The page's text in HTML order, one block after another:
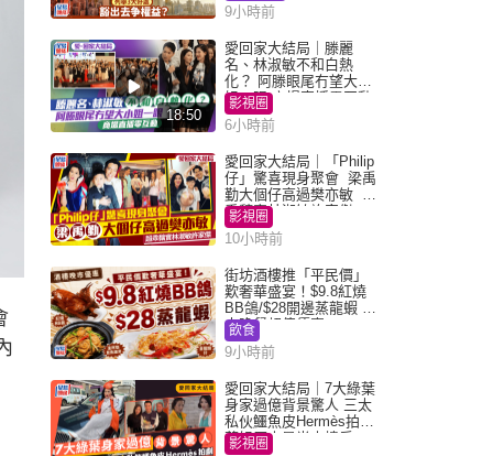
9小時前
18:50
愛回家大結局｜滕麗
名、林淑敏不和白熱
化？ 阿滕眼尾冇望大小
姐一眼 商場直播零互動
影視圈
6小時前
愛回家大結局｜「Philip
仔」驚喜現身聚會 梁禹
勤大個仔高過樊亦敏 超
乖黐實林淑敏許家傑
影視圈
10小時前
街坊酒樓推「平民價」
歎奢華盛宴！$9.8紅燒
BB鴿/$28開邊蒸龍蝦 3
大晚餐超值優惠
飲食
9小時前
愛回家大結局｜7大綠葉
身家過億背景驚人 三太
私伙鱷魚皮Hermès拍劇
蘇姐原來是半山樓后
影視圈